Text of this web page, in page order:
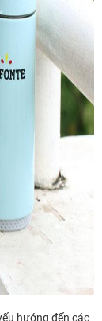
hướng đến các